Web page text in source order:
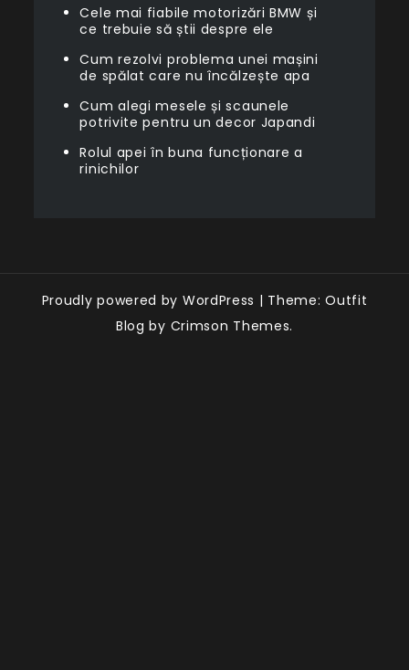
Cele mai fiabile motorizări BMW și
ce trebuie să știi despre ele
Cum rezolvi problema unei mașini
de spălat care nu încălzește apa
Cum alegi mesele și scaunele
potrivite pentru un decor Japandi
Rolul apei în buna funcționare a
rinichilor
Proudly powered by WordPress | Theme: Outfit
Blog by Crimson Themes.